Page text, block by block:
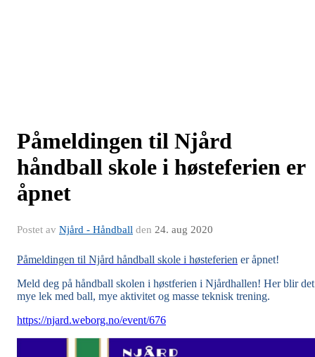
Påmeldingen til Njård
håndball skole i høsteferien er
åpnet
Postet av Njård - Håndball den 24. aug 2020
Påmeldingen til Njård håndball skole i høsteferien er åpnet!
Meld deg på håndball skolen i høstferien i Njårdhallen! Her blir det
mye lek med ball, mye aktivitet og masse teknisk trening.
https://njard.weborg.no/event/676